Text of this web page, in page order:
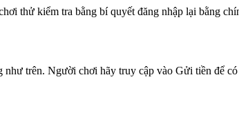
thử kiểm tra bằng bí quyết đăng nhập lại bằng
trên. Người chơi hãy truy cập vào Gửi tiền để